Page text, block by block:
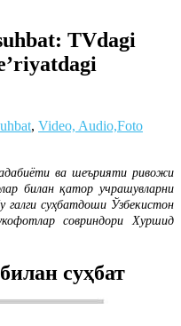
TVdagi
, Video, Audio,Foto
ва шеърияти ривожи
билан қатор учрашувларни
галги суҳбатдоши Ўзбекистон
совриндори Хуршид
суҳбат